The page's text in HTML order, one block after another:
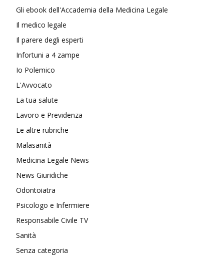
Gli ebook dell'Accademia della Medicina Legale
Il medico legale
Il parere degli esperti
Infortuni a 4 zampe
Io Polemico
L'Avvocato
La tua salute
Lavoro e Previdenza
Le altre rubriche
Malasanità
Medicina Legale News
News Giuridiche
Odontoiatra
Psicologo e Infermiere
Responsabile Civile TV
Sanità
Senza categoria